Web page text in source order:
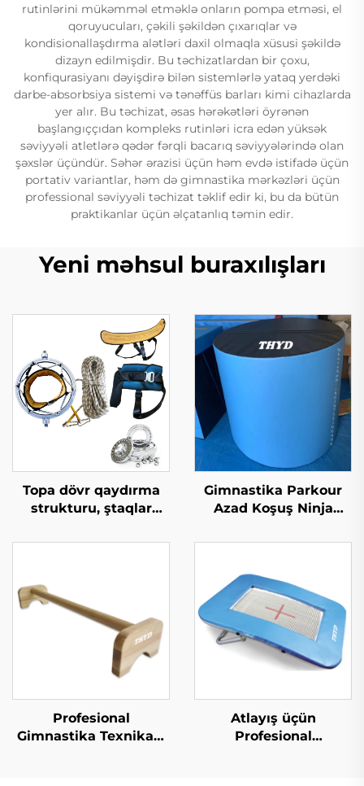
rutinlərini mükəmməl etməklə onların pompa etməsi, el
qoruyucuları, çəkili şəkildən çıxarıqlar və
kondisionallaşdırma alətləri daxil olmaqla xüsusi şəkildə
dizayn edilmişdir. Bu təchizatlardan bir çoxu,
konfiqurasiyanı dəyişdirə bilən sistemlərlə yataq yerdəki
darbe-absorbsiya sistemi və tənəffüs barları kimi cihazlarda
yer alır. Bu təchizat, əsas hərəkətləri öyrənən
başlangıççıdan kompleks rutinləri icra edən yüksək
səviyyəli atletlərə qədər fərqli bacarıq səviyyələrində olan
şəxslər üçündür. Səhər ərazisi üçün həm evdə istifadə üçün
portativ variantlar, həm də gimnastika mərkəzləri üçün
professional səviyyəli təchizat təklif edir ki, bu da bütün
praktikanlar üçün əlçatanlıq təmin edir.
Yeni məhsul buraxılışları
Topa dövr qaydırma
strukturu, ştaqlar
buraxılışı (tumboling,
üçün)
Gimnastika Parkour
Azad Koşuş Ninja
Spoxt və İncas üçün
Profesional
Gimnastika Texnikası
Atlayış üçün
Profesional